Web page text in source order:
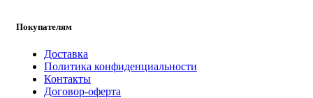
Покупателям
Доставка
Политика конфиденциальности
Контакты
Договор-оферта